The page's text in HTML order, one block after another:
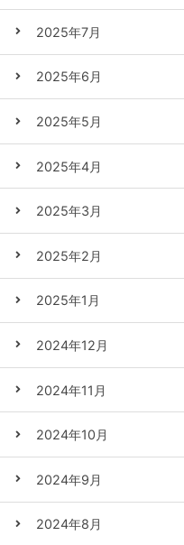
2025年7月
2025年6月
2025年5月
2025年4月
2025年3月
2025年2月
2025年1月
2024年12月
2024年11月
2024年10月
2024年9月
2024年8月